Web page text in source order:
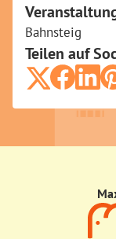
Bahnsteig
Teilen auf